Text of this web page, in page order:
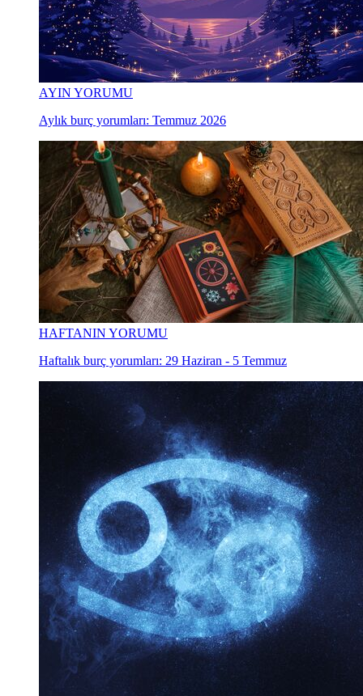
AYIN YORUMU
Aylık burç yorumları: Temmuz 2026
HAFTANIN YORUMU
Haftalık burç yorumları: 29 Haziran - 5 Temmuz